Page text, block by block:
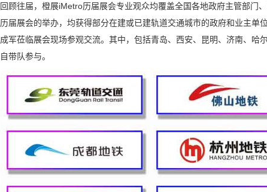
回顾往届，橙展iMetro历届展会专业观众均覆盖全国各地政府主管部门
历届展会的举办，均获得部分在建或已建轨道交通城市的政府和业主单
成军莅临展会现场参观交流。其中，包括青岛、西安、昆明、济南、哈
自带队参与。